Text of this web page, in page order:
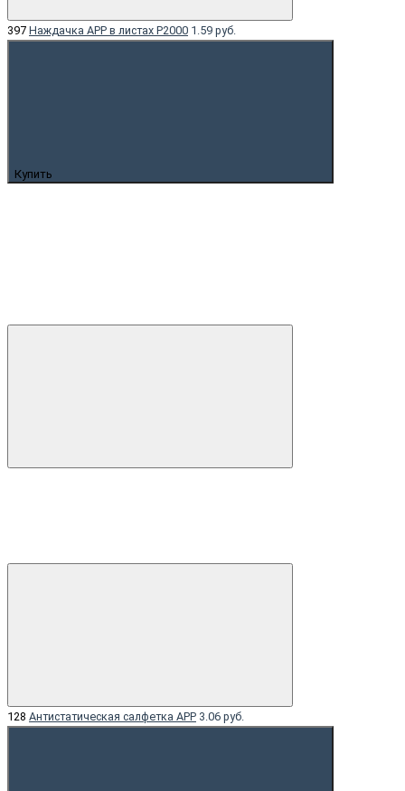
397 Наждачка APP в листах P2000 1.59 руб.
Купить
128 Aнтистатическая салфетка APP 3.06 руб.